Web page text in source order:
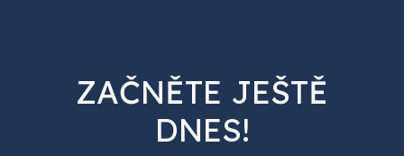
ZAČNĚTE JEŠTĚ
DNES!